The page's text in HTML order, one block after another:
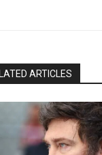
ARTICLES